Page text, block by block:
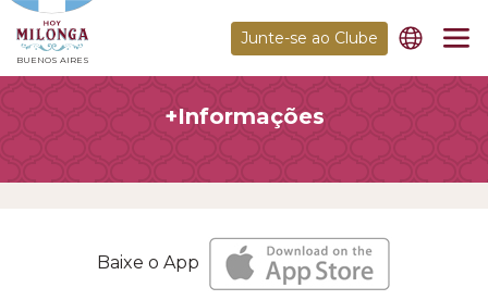
BUENOS AIRES
Junte-se ao Clube
+Informações
Baixe o App